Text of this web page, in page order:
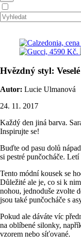
Hvězdný styl:
Autor: Lucie Ulmanová
24. 11. 2017
Každý den jiná barva.
Inspirujte se!
Buďte od pasu dolů
si pestré punčocháče.
Tento módní kousek se
Důležité ale je, co si k
nohou, jednoduše zvolte
jsou také punčocháče s
Pokud ale dáváte víc
na oblíbené silonky,
vzorem nebo síťované.